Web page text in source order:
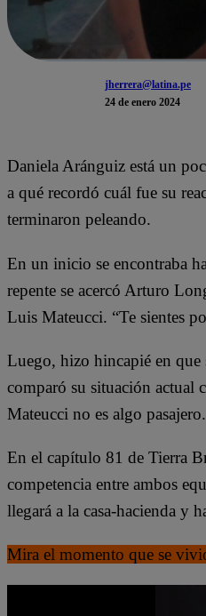
jherrera@latina.pe
24 de enero 2024
Daniela Aránguiz está un
a qué recordó cuál fue su
terminaron peleando.
En un inicio se encontraba
repente se acercó Arturo
Luis Mateucci. “Te sientes
Luego, hizo hincapié en que
comparó su situación actual
Mateucci no es algo
En el capítulo 81 de Tierra
competencia entre ambos
llegará a la casa-hacienda y
Mira el momento que se